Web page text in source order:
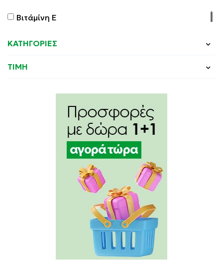
Βιτάμίνη E
ΚΑΤΗΓΟΡΙΕΣ
ΤΙΜΗ